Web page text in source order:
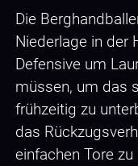
Die
Niederlage in der
Defensive um
müssen, um das
frühzeitig zu
das
einfachen Tore